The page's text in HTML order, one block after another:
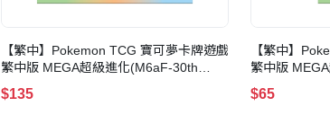
【繁中】Pokemon TCG 寶可夢卡牌遊戲
繁中版 MEGA超級進化(M6aF-30th
CELEBRATION-特別卡組 最初的夥伴)
$135
【繁中】
繁中版
組合)
$65